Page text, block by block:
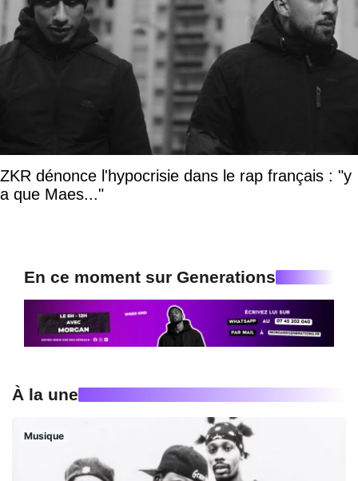
ZKR dénonce l'hypocrisie dans le rap français : "y
a que Maes..."
En ce moment sur Generations
À la une
Musique